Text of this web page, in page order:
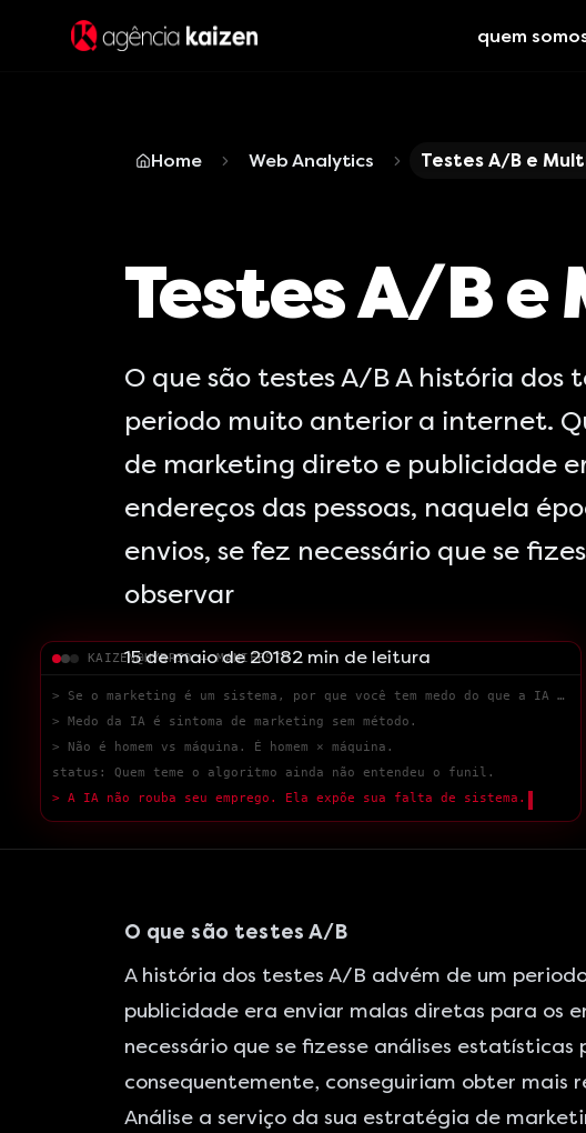
quem
Home Web Analytics Testes A/B e
Testes A/B
O que são testes A/B A história dos
periodo muito anterior a internet.
de marketing direto e publicidade
endereços das pessoas, naquela
envios, se fez necessário que se
observar
15 de maio de 20182 min de leitura
> Medo da IA é sintoma de marketing sem método.
> Não é homem vs máquina. É homem × máquina.
status: Quem teme o algoritmo ainda não entendeu o funil.
> A IA não rouba seu emprego. Ela expõe sua falta de sistema.
boot: Somos IA embuti
█
O que são testes A/B
A história dos testes A/B advém de um
publicidade era enviar malas diretas para os
necessário que se fizesse análises
consequentemente, conseguiriam obter mais
Análise a serviço da sua estratégia de